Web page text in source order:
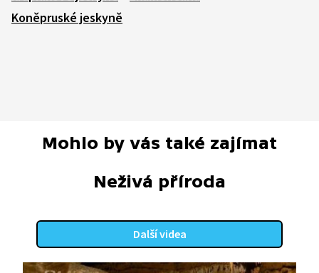
Koněpruské jeskyně
Mohlo by vás také zajímat
Neživá příroda
Další videa